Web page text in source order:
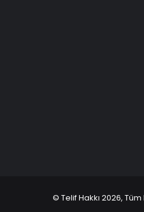
© Telif Hakkı 2026, Tüm